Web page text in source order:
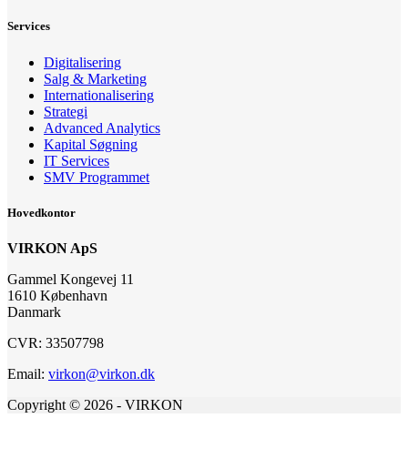
Services
Digitalisering
Salg & Marketing
Internationalisering
Strategi
Advanced Analytics
Kapital Søgning
IT Services
SMV Programmet
Hovedkontor
VIRKON ApS
Gammel Kongevej 11
1610 København
Danmark
CVR: 33507798
Email: virkon@virkon.dk
Copyright © 2026 - VIRKON